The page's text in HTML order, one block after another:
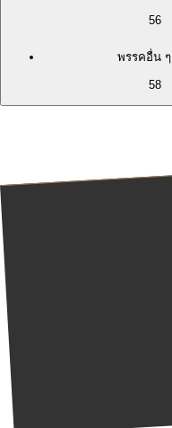
56
พรรคอื่น ๆ
58